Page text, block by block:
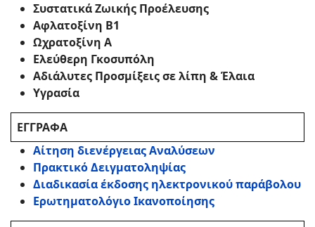
Συστατικά Ζωικής Προέλευσης
Αφλατοξίνη Β1
Ωχρατοξίνη Α
Ελεύθερη Γκοσυπόλη
Αδιάλυτες Προσμίξεις σε λίπη & Έλαια
Υγρασία
ΕΓΓΡΑΦΑ
Αίτηση διενέργειας Αναλύσεων
Πρακτικό Δειγματοληψίας
Διαδικασία έκδοσης ηλεκτρονικού παράβολου
Ερωτηματολόγιο Ικανοποίησης